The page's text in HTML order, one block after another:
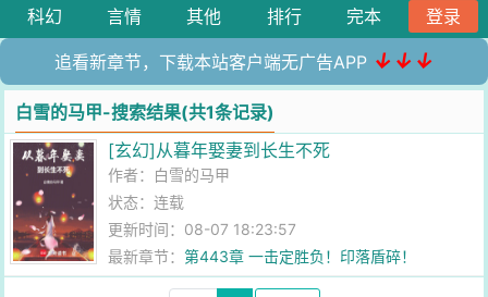
科幻
言情 其他 排行 完本 登录
追看新章节，下载本站客户端无广告APP ↓↓↓
白雪的马甲-搜索结果(共1条记录)
[玄幻]从暮年娶妻到长生不死
作者： 白雪的马甲
状态：连载
更新时间：08-07 18:23:57
最新章节：第443章 一击定胜负！印落盾碎！